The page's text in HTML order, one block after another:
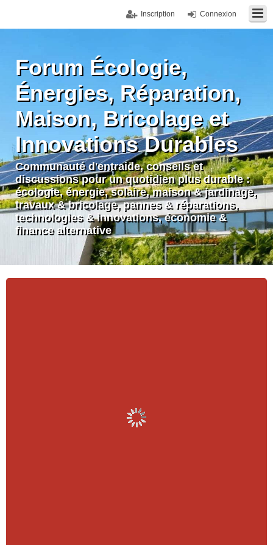
Connexion
Inscription
Forum Écologie,
Énergies, Réparation,
Maison, Bricolage et
Innovations Durables
Communauté d'entraide, conseils et
discussions pour un quotidien plus durable :
écologie, énergie, solaire, maison & jardinage,
travaux & bricolage, pannes & réparations,
technologies & innovations, économie &
finance alternative